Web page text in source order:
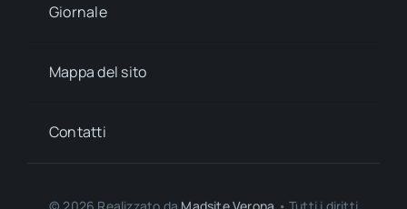
Giornale
Mappa del sito
Contatti
© 2026 Realizzato da Madsite Verona • Tutti i diritti